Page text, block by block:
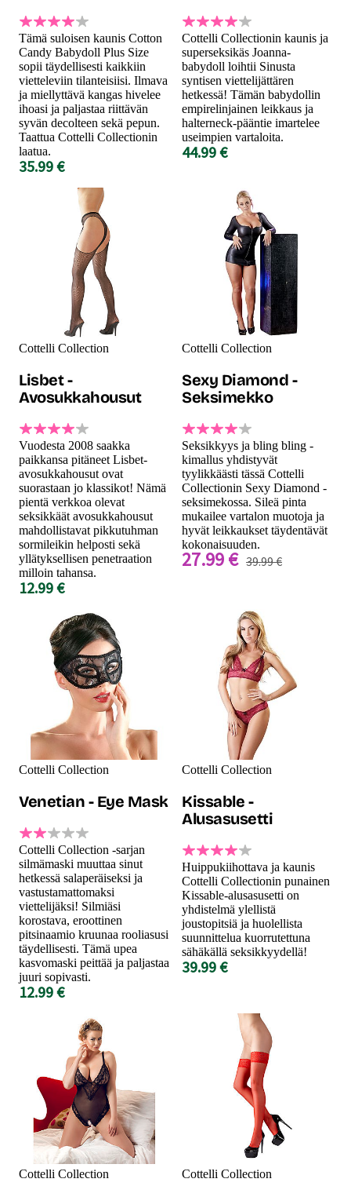
Tämä suloisen kaunis Cotton
Candy Babydoll Plus Size
sopii täydellisesti kaikkiin
vietteleviin tilanteisiisi. Ilmava
ja miellyttävä kangas hivelee
ihoasi ja paljastaa riittävän
syvän decolteen sekä pepun.
Taattua Cottelli Collectionin
laatua.
35.99 €
Cottelli Collectionin kaunis ja
superseksikäs Joanna-
babydoll loihtii Sinusta
syntisen viettelijättären
hetkessä! Tämän babydollin
empirelinjainen leikkaus ja
halterneck-pääntie imartelee
useimpien vartaloita.
44.99 €
Cottelli Collection
Lisbet -
Avosukkahousut
Vuodesta 2008 saakka
paikkansa pitäneet Lisbet-
avosukkahousut ovat
suorastaan jo klassikot! Nämä
pientä verkkoa olevat
seksikkäät avosukkahousut
mahdollistavat pikkutuhman
sormileikin helposti sekä
yllätyksellisen penetraation
milloin tahansa.
12.99 €
Cottelli Collection
Sexy Diamond -
Seksimekko
Seksikkyys ja bling bling -
kimallus yhdistyvät
tyylikkäästi tässä Cottelli
Collectionin Sexy Diamond -
seksimekossa. Sileä pinta
mukailee vartalon muotoja ja
hyvät leikkaukset täydentävät
kokonaisuuden.
27.99 € 39.99 €
Cottelli Collection
Venetian - Eye Mask
Cottelli Collection -sarjan
silmämaski muuttaa sinut
hetkessä salaperäiseksi ja
vastustamattomaksi
viettelijäksi! Silmiäsi
korostava, eroottinen
pitsinaamio kruunaa rooliasusi
täydellisesti. Tämä upea
kasvomaski peittää ja paljastaa
juuri sopivasti.
12.99 €
Cottelli Collection
Kissable -
Alusasusetti
Huippukiihottava ja kaunis
Cottelli Collectionin punainen
Kissable-alusasusetti on
yhdistelmä ylellistä
joustopitsiä ja huolellista
suunnittelua kuorrutettuna
sähäkällä seksikkyydellä!
39.99 €
Cottelli Collection Cottelli Collection